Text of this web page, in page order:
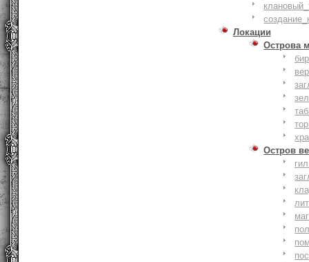
Локации
Острова
Остров